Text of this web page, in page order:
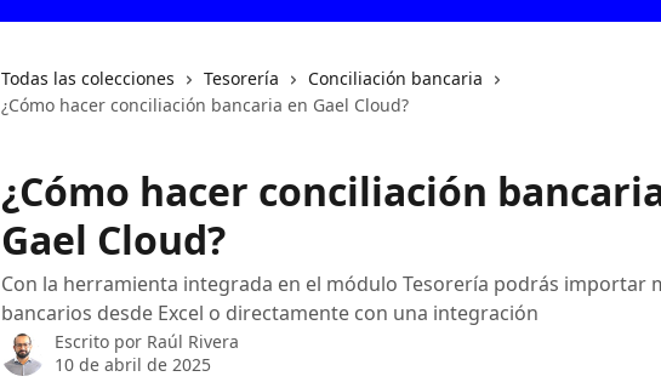
Todas las colecciones Tesorería
Conciliación bancaria
¿Cómo hacer conciliación bancaria en Gael Cloud?
¿Cómo hacer conciliación
Gael Cloud?
Con la herramienta integrada en el módulo Tesorería podrás importar
bancarios desde Excel o directamente con una integración
Escrito por Raúl Rivera
10 de abril de 2025